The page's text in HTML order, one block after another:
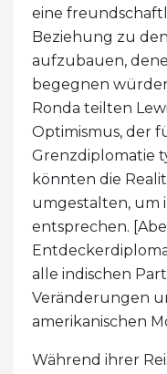
eine
Beziehung zu
aufzubauen,
begegnen
Ronda teilten
Optimismus, der
Grenzdiplomatie
könnten die
umgestalten, um
entsprechen.
alle indischen
Veränderungen
amerikanischen
Während ihrer